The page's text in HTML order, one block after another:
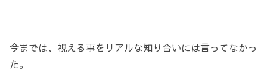
今までは、視える事をリアルな知り合いには言ってなかっ
た。